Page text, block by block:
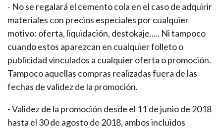
- No se regalará el cemento cola en el caso de adquirir
materiales con precios especiales por cualquier
motivo: oferta, liquidación, destokaje..... Ni tampoco
cuando estos aparezcan en cualquier folleto o
publicidad vinculados a cualquier oferta o promoción.
Tampoco aquellas compras realizadas fuera de las
fechas de validez de la promoción.
- Validez de la promoción desde el 11 de junio de 2018
hasta el 30 de agosto de 2018, ambos incluidos